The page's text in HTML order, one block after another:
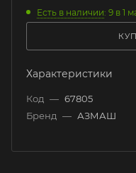
Есть в наличии: 9 в 1
Характеристики
Код — 67805
Бренд — АЗМАШ